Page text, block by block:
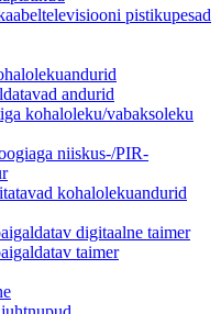
pistikupesad
andurid
kohaloleku/vabaksoleku
niiskus-/PIR-
kohalolekuandurid
digitaalne taimer
taimer